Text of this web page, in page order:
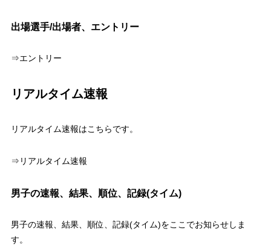
出場選手/出場者、エントリー
⇒エントリー
リアルタイム速報
リアルタイム速報はこちらです。
⇒リアルタイム速報
男子の速報、結果、順位、記録(タイム)
男子の速報、結果、順位、記録(タイム)をここでお知らせしま
す。